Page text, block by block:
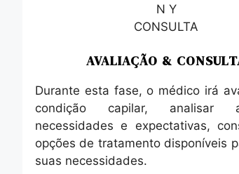
AVALIAÇÃO &
Durante esta fase, o médico irá
condição capilar, analisar
necessidades e expectativas,
opções de tratamento disponíveis
suas necessidades.